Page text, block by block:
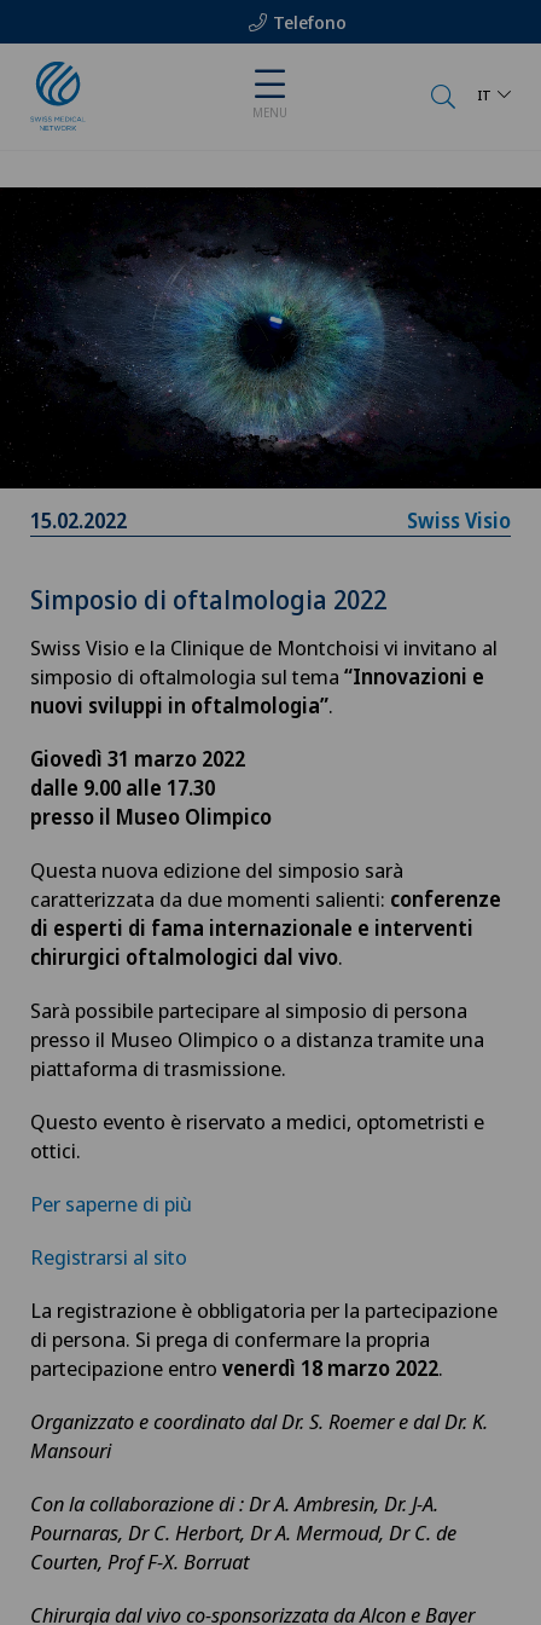
Telefono
MENU
IT
15.02.2022 Swiss Visio
Simposio di oftalmologia 2022
Swiss Visio e la Clinique de Montchoisi vi invitano al
simposio di oftalmologia sul tema “Innovazioni e
nuovi sviluppi in oftalmologia”.
Giovedì 31 marzo 2022
dalle 9.00 alle 17.30
presso il Museo Olimpico
Questa nuova edizione del simposio sarà
caratterizzata da due momenti salienti: conferenze
di esperti di fama internazionale e interventi
chirurgici oftalmologici dal vivo.
Sarà possibile partecipare al simposio di persona
presso il Museo Olimpico o a distanza tramite una
piattaforma di trasmissione.
Questo evento è riservato a medici, optometristi e
ottici.
Per saperne di più
Registrarsi al sito
La registrazione è obbligatoria per la partecipazione
di persona. Si prega di confermare la propria
partecipazione entro venerdì 18 marzo 2022.
Organizzato e coordinato dal Dr. S. Roemer e dal Dr. K.
Mansouri
Con la collaborazione di :Dr A. Ambresin, Dr. J-A.
Pournaras, Dr C. Herbort, Dr A. Mermoud, Dr C. de
Courten, Prof F-X. Borruat
Chirurgia dal vivo co-sponsorizzata da Alcon e Bayer